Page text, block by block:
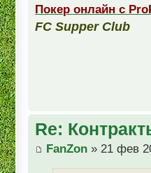
Покер онлайн с
FC Supper Club
Re:
FanZon » 21 фев